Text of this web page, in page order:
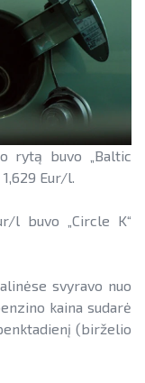
rytą buvo „Baltic
Eur/l.
l buvo „Circle K“
svyravo nuo
kaina sudarė
(birželio